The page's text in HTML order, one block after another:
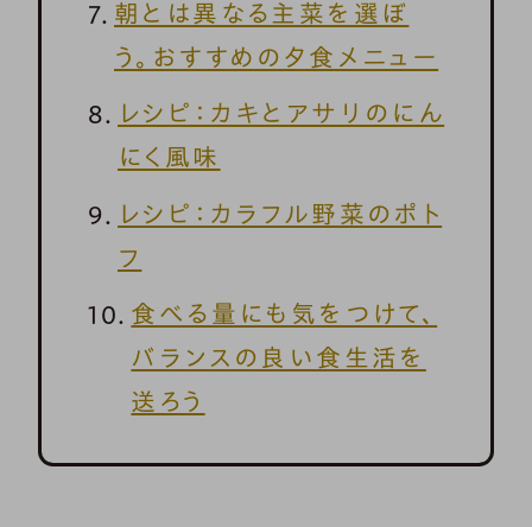
朝とは異なる主菜を選ぼ
う。おすすめの夕食メニュー
レシピ：カキとアサリのにん
にく風味
レシピ：カラフル野菜のポト
フ
食べる量にも気をつけて、
バランスの良い食生活を
送ろう